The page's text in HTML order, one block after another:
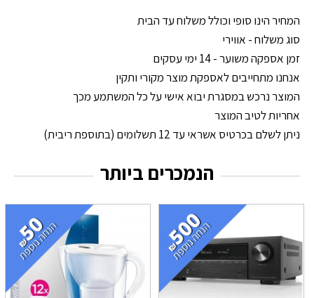
המחיר הינו סופי וכולל משלוח עד הבית
סוג משלוח - אווירי
זמן אספקה משוער - 14 ימי עסקים
אנחנו מתחייבים לאספקת מוצר מקורי ותקין
המוצר נרכש במסגרת יבוא אישי על כל המשתמע מכך
אחריות לטיב המוצר
ניתן לשלם בכרטיס אשראי עד 12 תשלומים (בתוספת ריבית)
הנמכרים ביותר